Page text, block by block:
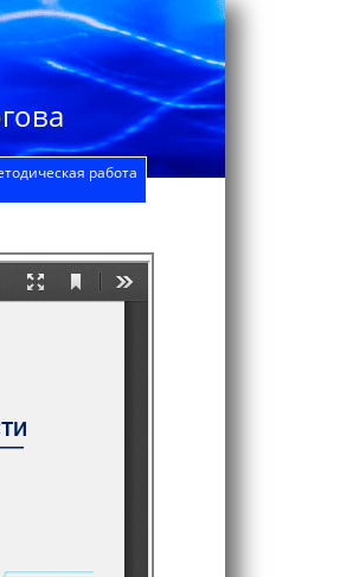
работа